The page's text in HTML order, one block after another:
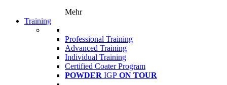
Mehr
Training
Professional Training
Advanced Training
Individual Training
Certified Coater Program
POWDER IGP ON TOUR